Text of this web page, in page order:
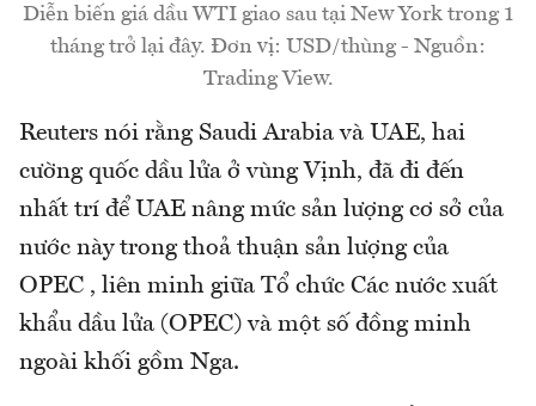
Diễn biến giá dầu WTI giao sau tại New York trong 1
tháng trở lại đây. Đơn vị: USD/thùng - Nguồn:
Trading View.
Reuters nói rằng Saudi Arabia và UAE, hai
cường quốc dầu lửa ở vùng Vịnh, đã đi đến
nhất trí để UAE nâng mức sản lượng cơ sở của
nước này trong thoả thuận sản lượng của
OPEC , liên minh giữa Tổ chức Các nước xuất
khẩu dầu lửa (OPEC) và một số đồng minh
ngoài khối gồm Nga.